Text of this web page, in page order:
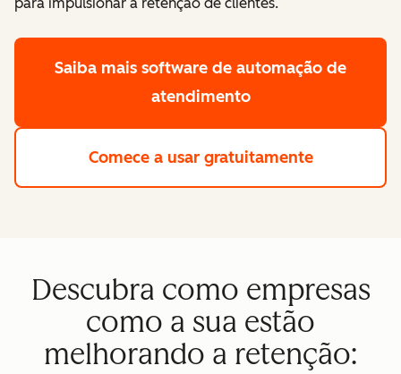
Saiba mais software de automação de
atendimento
Comece a usar gratuitamente
Descubra como empresas
como a sua estão
melhorando a retenção: